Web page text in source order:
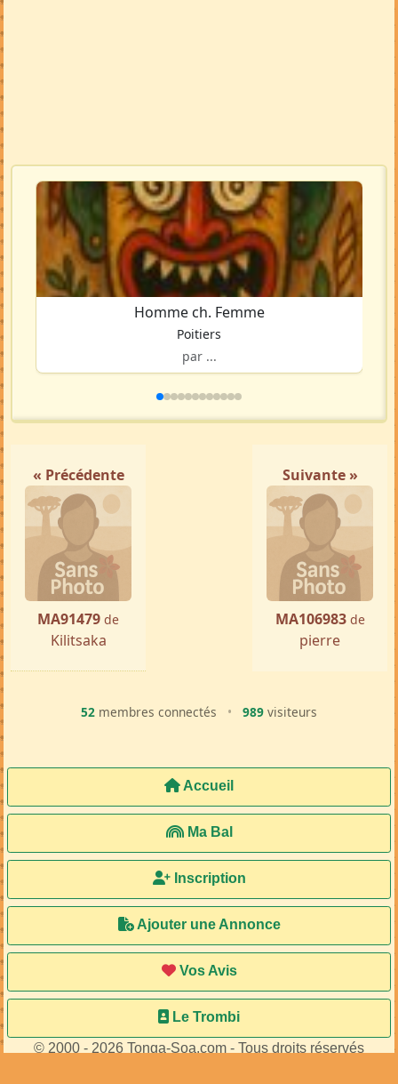
Homme ch. Femme
Poitiers
par ...
« Précédente
MA91479 de
Kilitsaka
Suivante »
MA106983 de
pierre
52 membres connectés • 989 visiteurs
Accueil
Ma Bal
Inscription
Ajouter une Annonce
Vos Avis
Le Trombi
© 2000 - 2026 Tonga-Soa.com - Tous droits réservés